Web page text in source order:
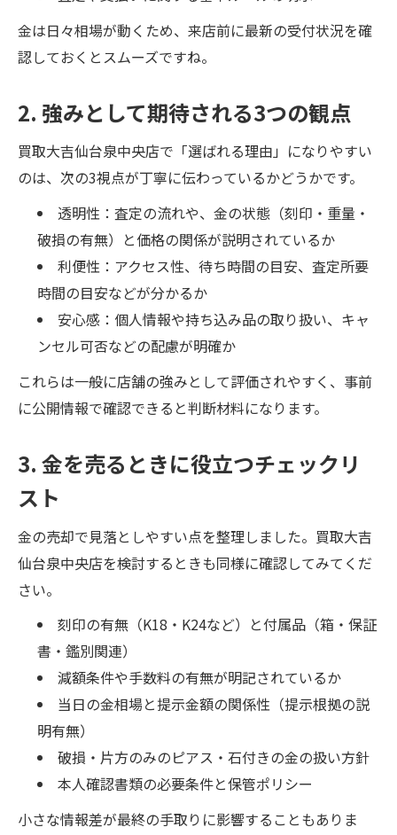
金は日々相場が動くため、来店前に最新の受付状況を確
認しておくとスムーズですね。
2. 強みとして期待される3つの観点
買取大吉仙台泉中央店で「選ばれる理由」になりやすい
のは、次の3視点が丁寧に伝わっているかどうかです。
透明性：査定の流れや、金の状態（刻印・重量・
破損の有無）と価格の関係が説明されているか
利便性：アクセス性、待ち時間の目安、査定所要
時間の目安などが分かるか
安心感：個人情報や持ち込み品の取り扱い、キャ
ンセル可否などの配慮が明確か
これらは一般に店舗の強みとして評価されやすく、事前
に公開情報で確認できると判断材料になります。
3. 金を売るときに役立つチェックリ
スト
金の売却で見落としやすい点を整理しました。買取大吉
仙台泉中央店を検討するときも同様に確認してみてくだ
さい。
刻印の有無（K18・K24など）と付属品（箱・保証
書・鑑別関連）
減額条件や手数料の有無が明記されているか
当日の金相場と提示金額の関係性（提示根拠の説
明有無）
破損・片方のみのピアス・石付きの金の扱い方針
本人確認書類の必要条件と保管ポリシー
小さな情報差が最終の手取りに影響することもありま